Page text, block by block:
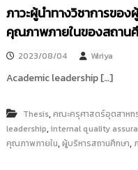
ภาวะผู้นำทางวิชาการขอ
คุณภาพภายในของสถาน
2023/08/04 Wiriya
Academic leadership […]
Thesis,คณะครุศาสตร์อุตสาหก
leadership,internal quality
คุณภาพภายใน,ผู้บริหารสถานศึกษา,